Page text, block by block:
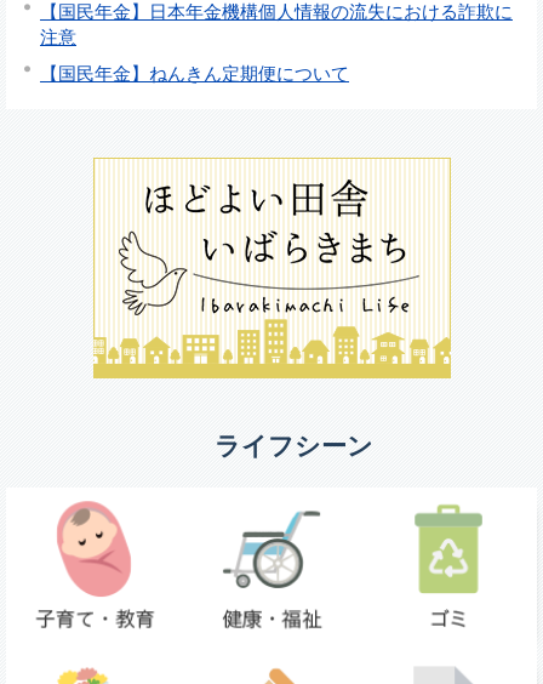
【国民年金】日本年金機構個人情報の流失における詐欺に
注意
【国民年金】ねんきん定期便について
ライフシーン